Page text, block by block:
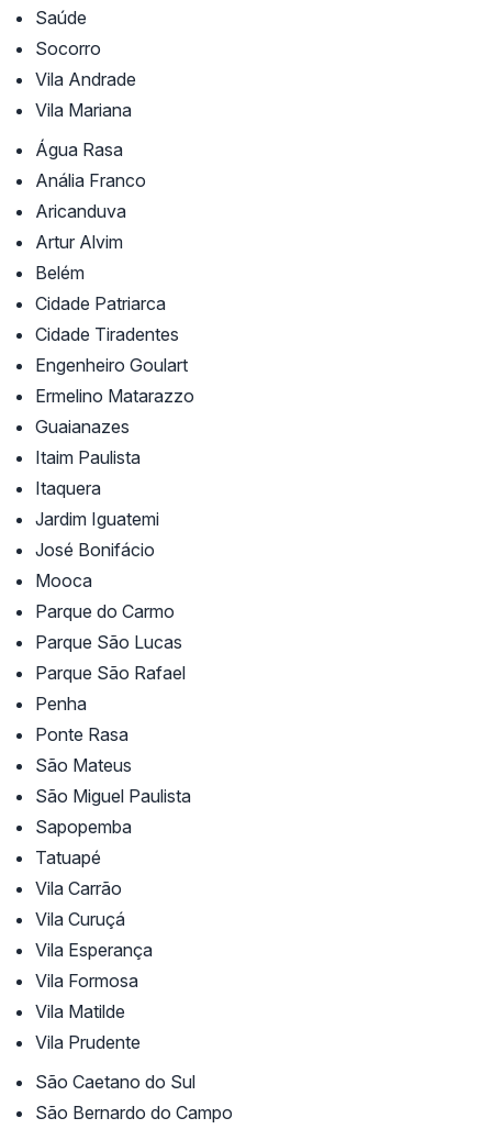
Saúde
Socorro
Vila Andrade
Vila Mariana
Água Rasa
Anália Franco
Aricanduva
Artur Alvim
Belém
Cidade Patriarca
Cidade Tiradentes
Engenheiro Goulart
Ermelino Matarazzo
Guaianazes
Itaim Paulista
Itaquera
Jardim Iguatemi
José Bonifácio
Mooca
Parque do Carmo
Parque São Lucas
Parque São Rafael
Penha
Ponte Rasa
São Mateus
São Miguel Paulista
Sapopemba
Tatuapé
Vila Carrão
Vila Curuçá
Vila Esperança
Vila Formosa
Vila Matilde
Vila Prudente
São Caetano do Sul
São Bernardo do Campo